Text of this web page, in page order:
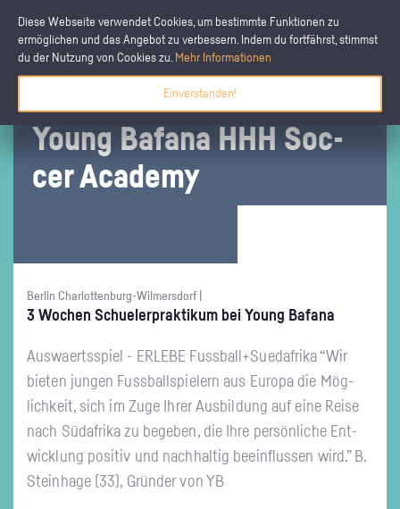
Diese Webseite verwendet Cookies, um bestimmte Funktionen zu
ermöglichen und das Angebot zu verbessern. Indem du fortfährst, stimmst
du der Nutzung von Cookies zu. Mehr Informationen
Einverstanden!
Young Bafa­na HHH Soc­
cer Aca­de­my
Berlin Charlottenburg-Wilmersdorf |
3 Wo­chen Schu­eler­prak­ti­kum bei Young Bafa­na
Aus­wa­erts­spiel - ER­LE­BE Fuss­ball+Sue­dafri­ka “Wir
bie­ten jun­gen Fuss­ball­spie­lern aus Eu­ro­pa die Mög­
lich­keit, sich im Zuge Ihrer Aus­bil­dung auf eine Reise
nach Süd­afri­ka zu be­ge­ben, die Ihre per­sön­li­che Ent­
wick­lung po­si­tiv und nach­hal­tig be­ein­flus­sen wird.” B.
Stein­ha­ge (33), Grün­der von YB